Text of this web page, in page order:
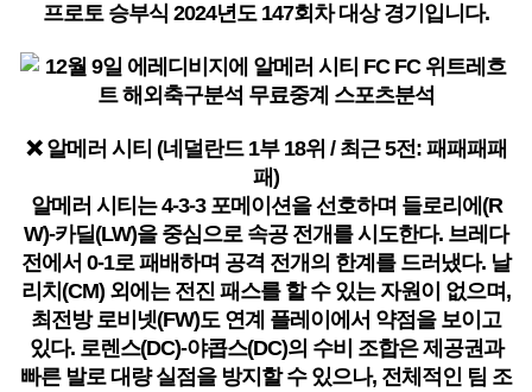
프로토 승부식 2024년도 147회차 대상 경기입니다.
❌ 알메러 시티 (네덜란드 1부 18위 / 최근 5전: 패패패패
패)
알메러 시티는 4-3-3 포메이션을 선호하며 들로리에(R
W)-카딜(LW)을 중심으로 속공 전개를 시도한다. 브레다
전에서 0-1로 패배하며 공격 전개의 한계를 드러냈다. 날
리치(CM) 외에는 전진 패스를 할 수 있는 자원이 없으며,
최전방 로비넷(FW)도 연계 플레이에서 약점을 보이고
있다. 로렌스(DC)-야콥스(DC)의 수비 조합은 제공권과
빠른 발로 대량 실점을 방지할 수 있으나, 전체적인 팀 조